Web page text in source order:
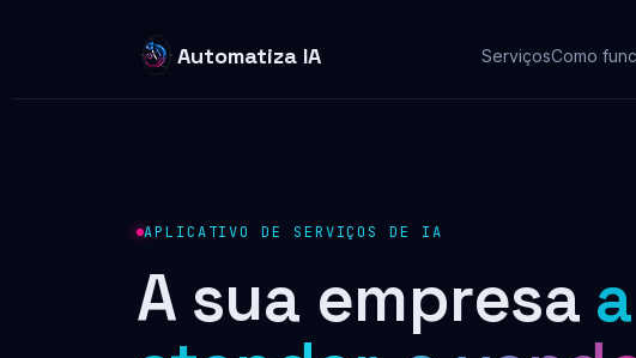
Automatiza IA ServiçosComo
APLICATIVO DE SERVIÇOS DE IA
A sua empresa a